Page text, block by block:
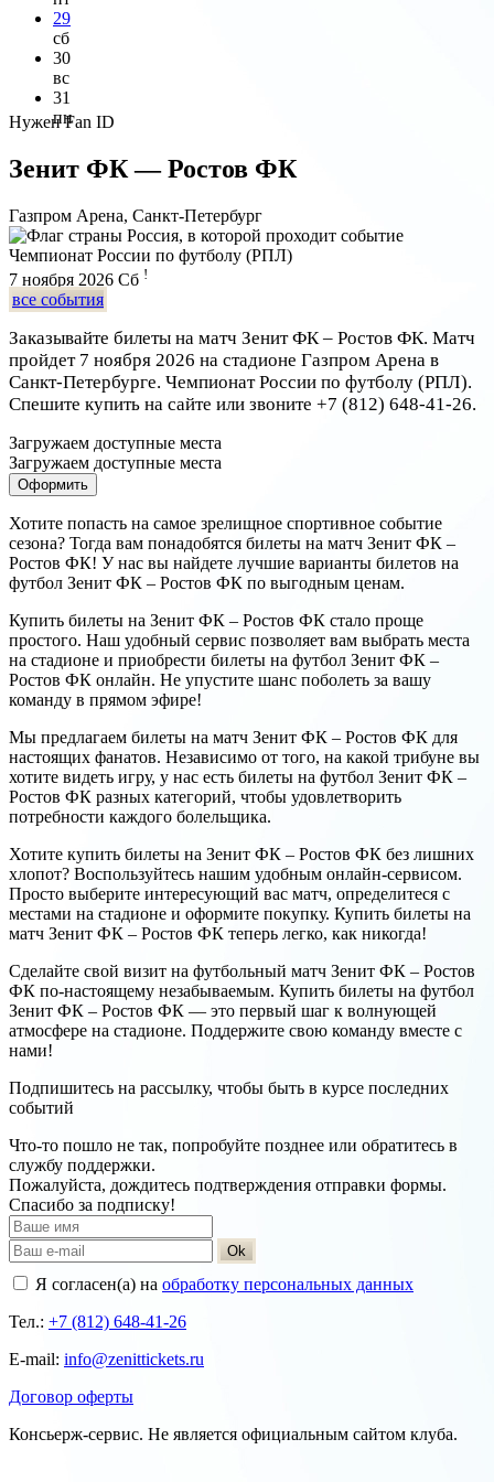
29
сб
30
вс
31
пн
Нужен Fan ID
Зенит ФК — Ростов ФК
Газпром Арена, Санкт-Петербург
Чемпионат России по футболу (РПЛ)
7 ноября 2026 Сб !
все события
Заказывайте билеты на матч Зенит ФК – Ростов ФК. Матч
пройдет 7 ноября 2026 на стадионе Газпром Арена в
Санкт-Петербурге. Чемпионат России по футболу (РПЛ).
Спешите купить на сайте или звоните +7 (812) 648-41-26.
Загружаем доступные места
Загружаем доступные места
Оформить
Хотите попасть на самое зрелищное спортивное событие
сезона? Тогда вам понадобятся билеты на матч Зенит ФК –
Ростов ФК! У нас вы найдете лучшие варианты билетов на
футбол Зенит ФК – Ростов ФК по выгодным ценам.
Купить билеты на Зенит ФК – Ростов ФК стало проще
простого. Наш удобный сервис позволяет вам выбрать места
на стадионе и приобрести билеты на футбол Зенит ФК –
Ростов ФК онлайн. Не упустите шанс поболеть за вашу
команду в прямом эфире!
Мы предлагаем билеты на матч Зенит ФК – Ростов ФК для
настоящих фанатов. Независимо от того, на какой трибуне вы
хотите видеть игру, у нас есть билеты на футбол Зенит ФК –
Ростов ФК разных категорий, чтобы удовлетворить
потребности каждого болельщика.
Хотите купить билеты на Зенит ФК – Ростов ФК без лишних
хлопот? Воспользуйтесь нашим удобным онлайн-сервисом.
Просто выберите интересующий вас матч, определитеся с
местами на стадионе и оформите покупку. Купить билеты на
матч Зенит ФК – Ростов ФК теперь легко, как никогда!
Сделайте свой визит на футбольный матч Зенит ФК – Ростов
ФК по-настоящему незабываемым. Купить билеты на футбол
Зенит ФК – Ростов ФК — это первый шаг к волнующей
атмосфере на стадионе. Поддержите свою команду вместе с
нами!
Подпишитесь на рассылку, чтобы быть в курсе последних
событий
Что-то пошло не так, попробуйте позднее или обратитесь в
службу поддержки.
Пожалуйста, дождитесь подтверждения отправки формы.
Спасибо за подписку!
Ok
Я согласен(а) на обработку персональных данных
Тел.: +7 (812) 648-41-26
E-mail: info@zenittickets.ru
Договор оферты
Консьерж-сервис. Не является официальным сайтом клуба.